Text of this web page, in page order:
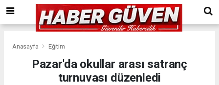
Anasayfa Eğitim
Pazar'da okullar arası satranç
turnuvası düzenledi